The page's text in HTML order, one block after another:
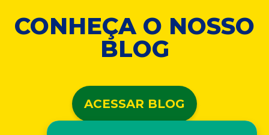
CONHEÇA O NOSSO
BLOG
ACESSAR BLOG